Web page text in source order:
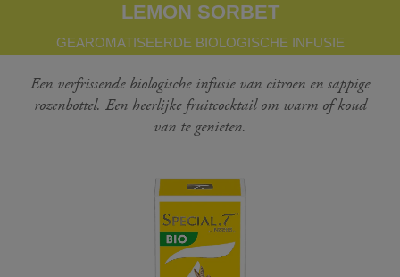
LEMON SORBET
GEAROMATISEERDE BIOLOGISCHE INFUSIE
Een verfrissende biologische infusie van citroen en sappige
rozenbottel. Een heerlijke fruitcocktail om warm of koud
van te genieten.